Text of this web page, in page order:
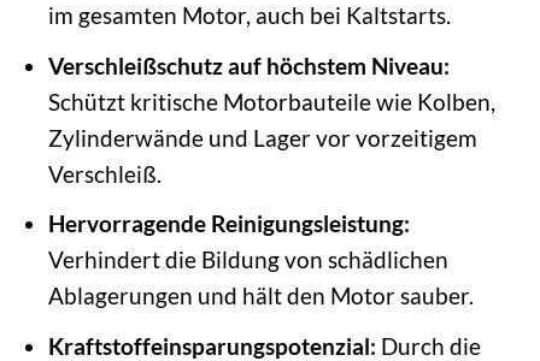
im gesamten Motor, auch bei Kaltstarts.
Verschleißschutz auf höchstem Niveau:
Schützt kritische Motorbauteile wie Kolben,
Zylinderwände und Lager vor vorzeitigem
Verschleiß.
Hervorragende Reinigungsleistung:
Verhindert die Bildung von schädlichen
Ablagerungen und hält den Motor sauber.
Kraftstoffeinsparungspotenzial: Durch die